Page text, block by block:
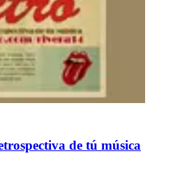
de tú música